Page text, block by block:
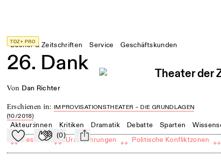
Bücher & Zeitschriften Service Geschäftskunden
Akteur:innen Kritiken Dramatik Debatte Sparten
++ Festivals ++ Uraufführungen ++ Politische Konfliktzonen ++
TDZ+ PRO
26. Dank
von Dan Richter
Erschienen in: IMPROVISATIONSTHEATER – DIE GRUNDLAGEN
(10/2018)
Zu Mein-TdZ hinzufügen
Applaudieren
(0) mail